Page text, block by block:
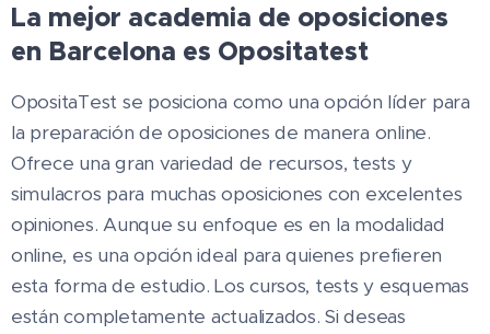
La mejor academia de oposiciones
en Barcelona es Opositatest
OpositaTest se posiciona como una opción líder para
la preparación de oposiciones de manera online.
Ofrece una gran variedad de recursos, tests y
simulacros para muchas oposiciones con excelentes
opiniones. Aunque su enfoque es en la modalidad
online, es una opción ideal para quienes prefieren
esta forma de estudio. Los cursos, tests y esquemas
están completamente actualizados. Si deseas